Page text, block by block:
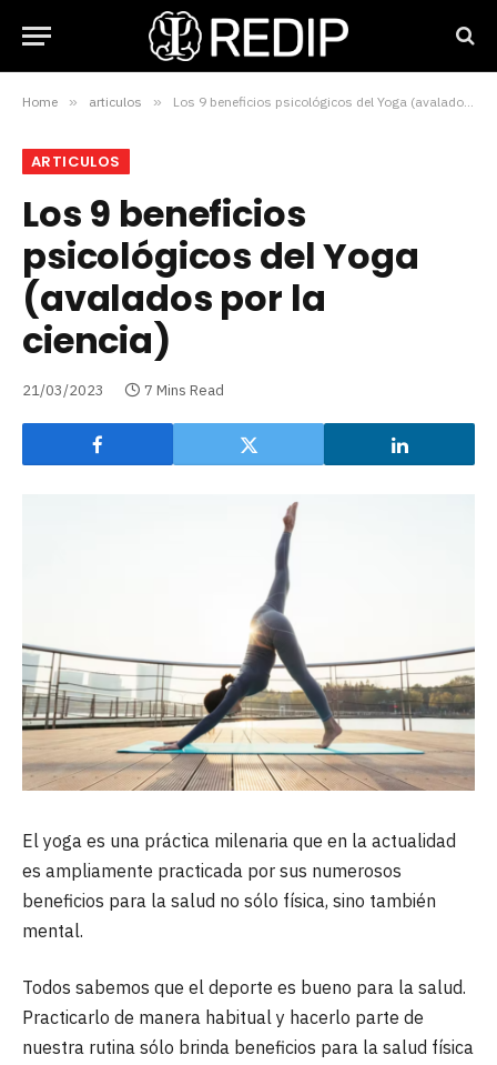
Home » articulos » Los 9 beneficios psicológicos del Yoga (avalados por la ciencia)
ARTICULOS
Los 9 beneficios
psicológicos del Yoga
(avalados por la
ciencia)
21/03/2023 7 Mins Read
El yoga es una práctica milenaria que en la actualidad
es ampliamente practicada por sus numerosos
beneficios para la salud no sólo física, sino también
mental.
Todos sabemos que el deporte es bueno para la salud.
Practicarlo de manera habitual y hacerlo parte de
nuestra rutina sólo brinda beneficios para la salud física